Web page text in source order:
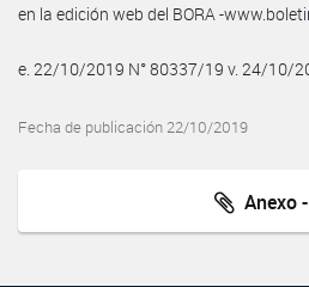
en la edición web del BORA -
e. 22/10/2019 N° 80337/19 v. 24/10/
Fecha de publicación 22/10/2019
Anexo -